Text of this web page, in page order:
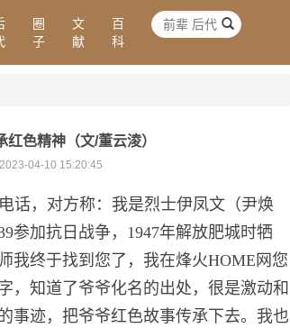
圈
子
文
献
百
科
色精神（文/董云淩）
04-10 15:20:45
话，对方称：我是烈士伊凤文（尹焕
参加抗日战争，1947年解放肥城时牺
我终于找到您了，我在烽火HOME网您
，知道了爷爷化名的出处，很是激动和
事迹，把爷爷红色故事传承下去。我也